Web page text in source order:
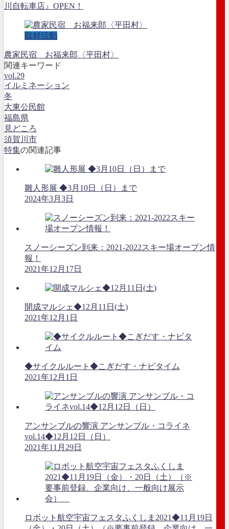
川自転車店』OPEN！
取材活動
農家民宿 お福来郎〈平田村〉
関連キーワード
vol.29
イルミネーション
冬
大東公民館
福島県
見どころ
須賀川市
特集の関連記事
雛人形展 ◆3月10日（日）まで
2024年3月3日
スノーシーズン到来：2021-2022スキー場オープン情
報！
2021年12月17日
開成マルシェ◆12月11日(土)
2021年12月1日
◆サイクルルート◆こぎだす・ナビタイム
2021年12月1日
アンサンブルの響演 アンサンブル・コライネ
vol.14◆12月12日（日）
2021年11月29日
ロボット航空宇宙フェスタふくしま2021◆11月19日